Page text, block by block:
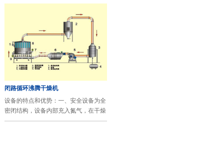
膜，热量通过管道输送至滚筒内壁，传
导到滚筒外壁，再传导给料膜···
闭路循环沸腾干燥机
设备的特点和优势：一、安全设备为全
密闭结构，设备内部充入氮气，在干燥
厌氧物料或含易燃易爆性质溶媒的物料